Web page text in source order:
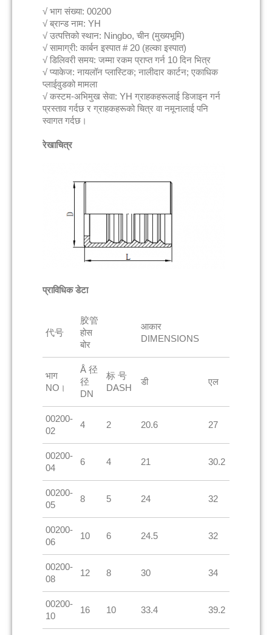
√ भाग संख्या: 00200
√ ब्रान्ड नाम: YH
√ उत्पत्तिको स्थान: Ningbo, चीन (मुख्यभूमि)
√ सामाग्री: कार्बन इस्पात # 20 (हल्का इस्पात)
√ डिलिवरी समय: जम्मा रकम प्राप्त गर्न 10 दिन भित्र
√ प्याकेज: नायलॉन प्लास्टिक; नालीदार कार्टन; एकाधिक
प्लाईवुडको मामला
√ कस्टम-अभिमुख सेवा: YH ग्राहकहरूलाई डिजाइन गर्न
प्रस्ताव गर्दछ र ग्राहकहरूको चित्र वा नमूनालाई पनि
स्वागत गर्दछ।
रेखाचित्र
प्राविधिक डेटा
代号
胶管
होस
बोर
आकार
DIMENSIONS
भाग
NO।
Å 径
径
DN
标 号
DASH
डी एल
00200-
02
4 2 20.6 27
00200-
04
6 4 21 30.2
00200-
05
8 5 24 32
00200-
06
10 6 24.5 32
00200-
08
12 8 30 34
00200-
10
16 10 33.4 39.2